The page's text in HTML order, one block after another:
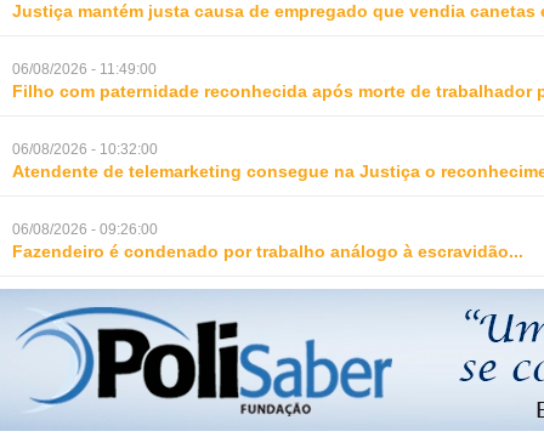
Justiça mantém justa causa de empregado que vendia canetas
06/08/2026 - 11:49:00
Filho com paternidade reconhecida após morte de trabalhador
06/08/2026 - 10:32:00
Atendente de telemarketing consegue na Justiça o
06/08/2026 - 09:26:00
Fazendeiro é condenado por trabalho análogo à escravidão...